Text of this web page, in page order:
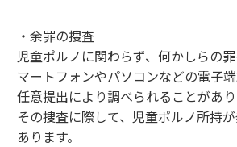
・余罪の捜査
児童ポルノに関わらず、何かしらの
マートフォンやパソコンなどの電子
任意提出により調べられることがあり
その捜査に際して、児童ポルノ所持
あります。